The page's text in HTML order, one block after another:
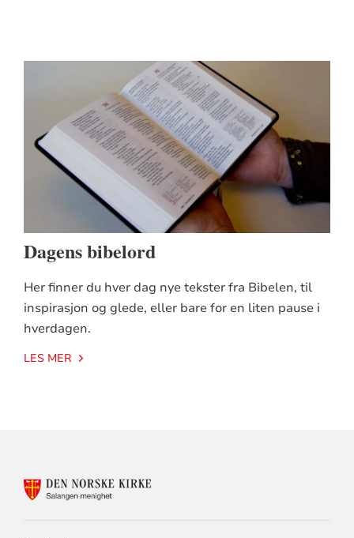
Dagens bibelord
Her finner du hver dag nye tekster fra Bibelen, til
inspirasjon og glede, eller bare for en liten pause i
hverdagen.
LES MER